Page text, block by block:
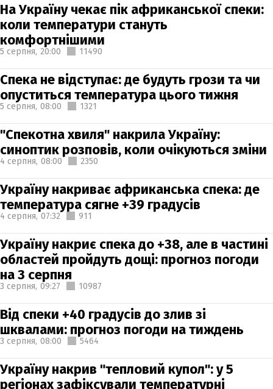
На Україну чекає пік африканської спеки:
коли температури стануть
комфортнішими
5 серпня, 20:00 11490
Спека не відступає: де будуть грози та чи
опуститься температура цього тижня
5 серпня, 08:00 1321
"Спекотна хвиля" накрила Україну:
синоптик розповів, коли очікуються зміни
4 серпня, 08:00 2350
Україну накриває африканська спека: де
температура сягне +39 градусів
4 серпня, 07:32 911
Україну накриє спека до +38, але в частині
областей пройдуть дощі: прогноз погоди
на 3 серпня
3 серпня, 09:27 10987
Від спеки +40 градусів до злив зі
шквалами: прогноз погоди на тиждень
3 серпня, 08:00 5464
Україну накрив "тепловий купол": у 5
регіонах зафіксували температурні